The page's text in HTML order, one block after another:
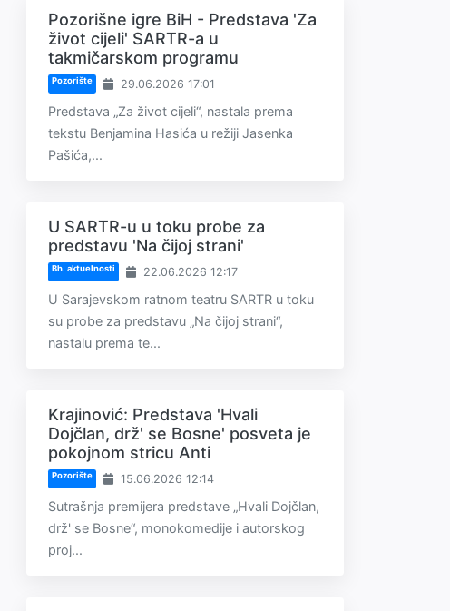
Pozorišne igre BiH - Predstava 'Za
život cijeli' SARTR-a u
takmičarskom programu
Pozorište 29.06.2026 17:01
Predstava „Za život cijeli“, nastala prema
tekstu Benjamina Hasića u režiji Jasenka
Pašića,...
U SARTR-u u toku probe za
predstavu 'Na čijoj strani'
Bh. aktuelnosti 22.06.2026 12:17
U Sarajevskom ratnom teatru SARTR u toku
su probe za predstavu „Na čijoj strani“,
nastalu prema te...
Krajinović: Predstava 'Hvali
Dojčlan, drž' se Bosne' posveta je
pokojnom stricu Anti
Pozorište 15.06.2026 12:14
Sutrašnja premijera predstave „Hvali Dojčlan,
drž' se Bosne“, monokomedije i autorskog
proj...